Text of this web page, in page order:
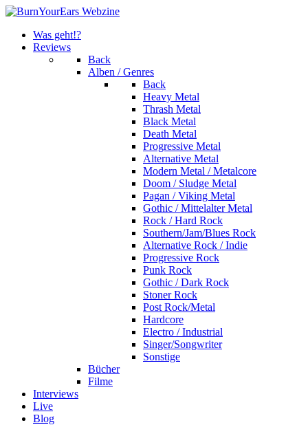
Was geht!?
Reviews
Back
Alben / Genres
Back
Heavy Metal
Thrash Metal
Black Metal
Death Metal
Progressive Metal
Alternative Metal
Modern Metal / Metalcore
Doom / Sludge Metal
Pagan / Viking Metal
Gothic / Mittelalter Metal
Rock / Hard Rock
Southern/Jam/Blues Rock
Alternative Rock / Indie
Progressive Rock
Punk Rock
Gothic / Dark Rock
Stoner Rock
Post Rock/Metal
Hardcore
Electro / Industrial
Singer/Songwriter
Sonstige
Bücher
Filme
Interviews
Live
Blog